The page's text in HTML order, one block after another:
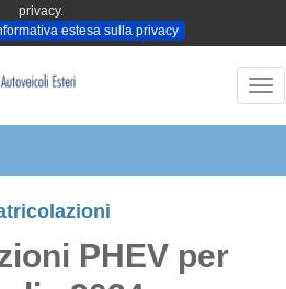
privacy.
estesa sulla privacy
PHEV per